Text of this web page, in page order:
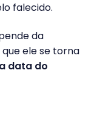
falecido.
da
ele se torna
data do